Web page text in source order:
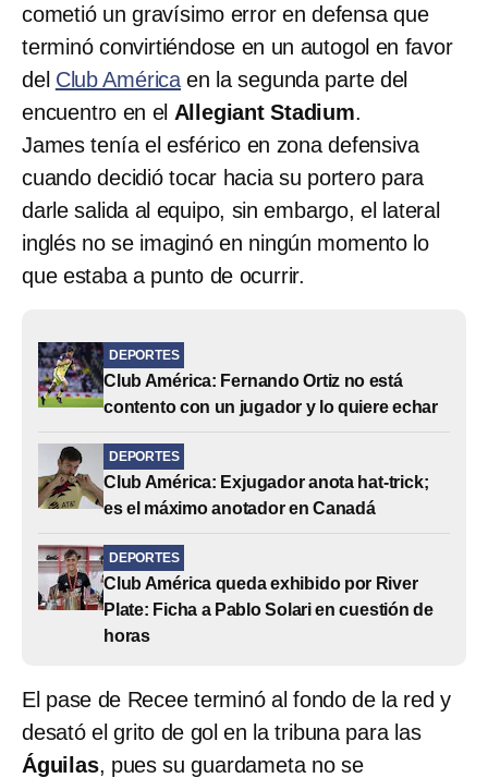
cometió un gravísimo error en defensa que
terminó convirtiéndose en un autogol en favor
del Club América en la segunda parte del
encuentro en el Allegiant Stadium.
James tenía el esférico en zona defensiva
cuando decidió tocar hacia su portero para
darle salida al equipo, sin embargo, el lateral
inglés no se imaginó en ningún momento lo
que estaba a punto de ocurrir.
DEPORTES
Club América: Fernando Ortiz no está
contento con un jugador y lo quiere echar
DEPORTES
Club América: Exjugador anota hat-trick;
es el máximo anotador en Canadá
DEPORTES
Club América queda exhibido por River
Plate: Ficha a Pablo Solari en cuestión de
horas
El pase de Recee terminó al fondo de la red y
desató el grito de gol en la tribuna para las
Águilas, pues su guardameta no se